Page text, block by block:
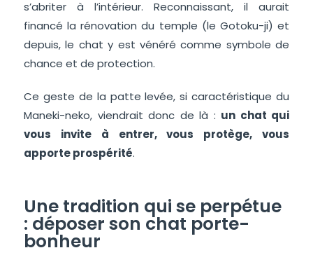
s’abriter à l’intérieur. Reconnaissant, il aurait
financé la rénovation du temple (le Gotoku-ji) et
depuis, le chat y est vénéré comme symbole de
chance et de protection.
Ce geste de la patte levée, si caractéristique du
Maneki-neko, viendrait donc de là : un chat qui
vous invite à entrer, vous protège, vous
apporte prospérité.
Une tradition qui se perpétue
: déposer son chat porte-
bonheur